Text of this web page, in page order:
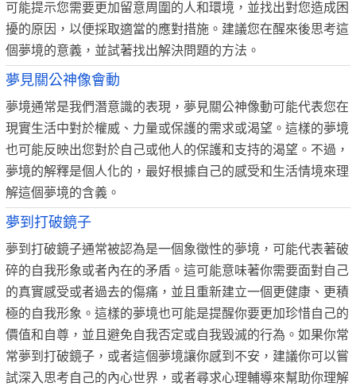
可能提示您需要更加留意周圍的人和環境，並找出對您造成困
擾的原因，以便採取適當的應對措施。建議您在醒來後思考這
個夢境的意義，並試著找出解決問題的方法。
夢見關公神像會動
夢境通常是我們潛意識的表現，夢見關公神像動可能代表您在
現實生活中對於權威、力量或保護的需求或渴望。這樣的夢境
也可能反映出您對於自己或他人的保護和支持的渴望。不過，
夢境的解釋是個人化的，最好根據自己的感受和生活情境來理
解這個夢境的含義。
夢到打破鏡子
夢到打破鏡子通常被認為是一個象徵性的夢境，可能代表著破
碎的自我形象或者內在的矛盾。這可能意味著你需要面對自己
的真實感受或者過去的傷痛，並且重新建立一個更健康、更積
極的自我形象。這樣的夢境也可能是提醒你要更加珍惜自己的
價值和自尊，並且避免自我否定或自我毀滅的行為。如果你常
常夢到打破鏡子，或者這個夢境讓你感到不安，建議你可以嘗
試深入思考自己的內心世界，或者尋求心理輔導來幫助你理解